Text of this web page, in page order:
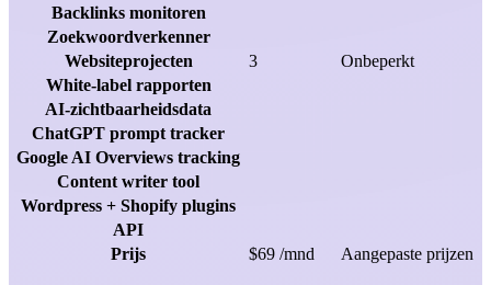
Backlinks monitoren
Zoekwoordverkenner
Websiteprojecten
3
Onbeperkt
White-label rapporten
AI-zichtbaarheidsdata
ChatGPT prompt tracker
Google AI Overviews tracking
Content writer tool
Wordpress + Shopify plugins
API
Prijs
$69 /mnd Aangepaste prijzen